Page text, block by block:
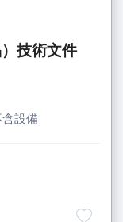
技術文件
設備